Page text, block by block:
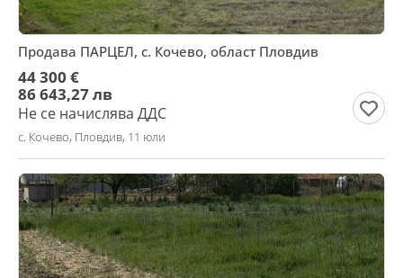
Продава ПАРЦЕЛ, с. Кочево, област Пловдив
44 300 €
86 643,27 лв
Не се начислява ДДС
с. Кочево, Пловдив, 11 юли